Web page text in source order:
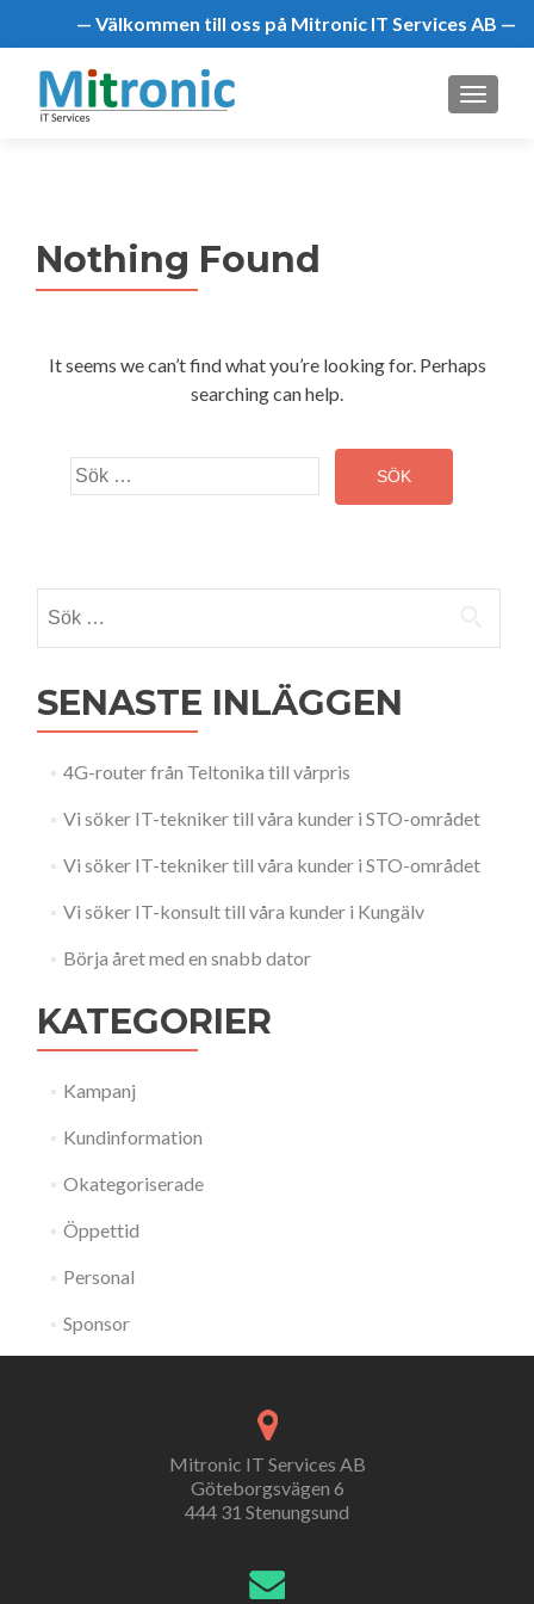
— Välkommen till oss på Mitronic IT Services AB —
MENU
Nothing Found
It seems we can’t find what you’re looking for. Perhaps
searching can help.
Sök
efter:
efter:
SENASTE INLÄGGEN
4G-router från Teltonika till vårpris
Vi söker IT-tekniker till våra kunder i STO-området
Vi söker IT-tekniker till våra kunder i STO-området
Vi söker IT-konsult till våra kunder i Kungälv
Börja året med en snabb dator
KATEGORIER
Kampanj
Kundinformation
Okategoriserade
Öppettid
Personal
Sponsor
Mitronic IT Services AB
Göteborgsvägen 6
444 31 Stenungsund